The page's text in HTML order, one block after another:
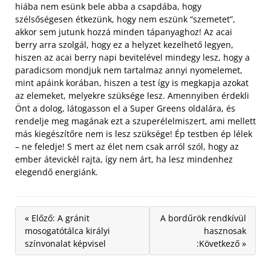
hiába nem esünk bele abba a csapdába, hogy
szélsőségesen étkezünk, hogy nem eszünk “szemetet”,
akkor sem jutunk hozzá minden tápanyaghoz! Az acai
berry arra szolgál, hogy ez a helyzet kezelhető legyen,
hiszen az acai berry napi bevitelével mindegy lesz, hogy a
paradicsom mondjuk nem tartalmaz annyi nyomelemet,
mint apáink korában, hiszen a test így is megkapja azokat
az elemeket, melyekre szüksége lesz. Amennyiben érdekli
Önt a dolog, látogasson el a Super Greens oldalára, és
rendelje meg magának ezt a szuperélelmiszert, ami mellett
más kiegészítőre nem is lesz szüksége! Ép testben ép lélek
– ne feledje! S mert az élet nem csak arról szól, hogy az
ember átevickél rajta, így nem árt, ha lesz mindenhez
elegendő energiánk.
« Előző: A gránit
mosogatótálca királyi
színvonalat képvisel
A bordűrök rendkívül
hasznosak
:Következő »